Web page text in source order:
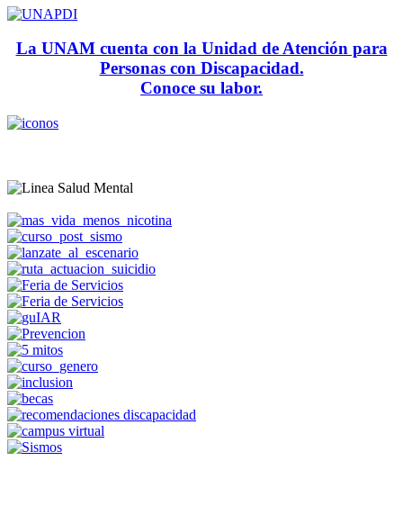
La UNAM cuenta con la Unidad de Atención para
Personas con Discapacidad.
Conoce su labor.